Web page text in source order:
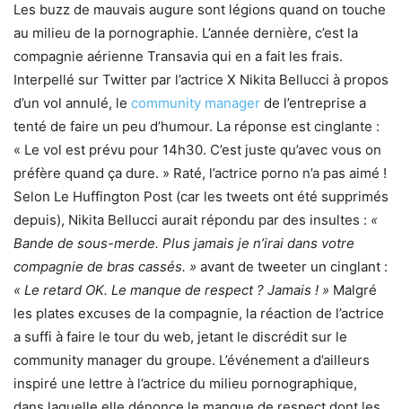
Les buzz de mauvais augure sont légions quand on touche
au milieu de la pornographie. L’année dernière, c’est la
compagnie aérienne Transavia qui en a fait les frais.
Interpellé sur Twitter par l’actrice X Nikita Bellucci à propos
d’un vol annulé, le community manager de l’entreprise a
tenté de faire un peu d’humour. La réponse est cinglante :
« Le vol est prévu pour 14h30. C’est juste qu’avec vous on
préfère quand ça dure. » Raté, l’actrice porno n’a pas aimé !
Selon Le Huffington Post (car les tweets ont été supprimés
depuis), Nikita Bellucci aurait répondu par des insultes : «
Bande de sous-merde. Plus jamais je n’irai dans votre
compagnie de bras cassés. » avant de tweeter un cinglant :
« Le retard OK. Le manque de respect ? Jamais ! » Malgré
les plates excuses de la compagnie, la réaction de l’actrice
a suffi à faire le tour du web, jetant le discrédit sur le
community manager du groupe. L’événement a d’ailleurs
inspiré une lettre à l’actrice du milieu pornographique,